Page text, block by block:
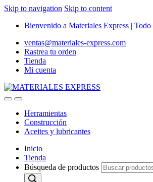
Skip to navigation Skip to content
Bienvenido a Materiales Express |
ventas@materiales-express.com
Rastrea tu orden
Tienda
Mi cuenta
Herramientas
Construcción
Aceites y lubricantes
Inicio
Tienda
Búsqueda de productos